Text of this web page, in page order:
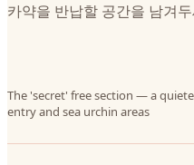
카약을 반납할 공간을 남겨
The 'secret' free section — a
entry and sea urchin areas